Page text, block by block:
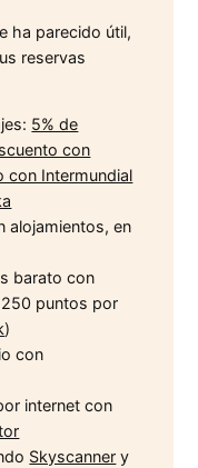
ha parecido útil,
reservas
5% de
con
con Intermundial
alojamientos, en
barato con
puntos por
)
con
internet con
Skyscanner y